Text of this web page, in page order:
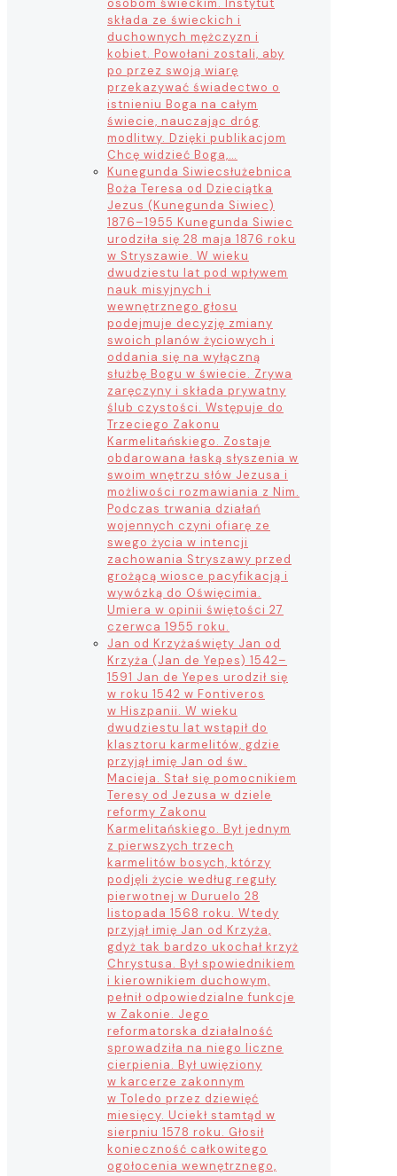
składa ze świeckich i
duchownych mężczyzn i
kobiet. Powołani zostali, aby
po przez swoją wiarę
przekazywać świadectwo o
istnieniu Boga na całym
świecie, nauczając dróg
modlitwy. Dzięki publikacjom
Chcę widzieć Boga,…
Kunegunda Siwiecsłużebnica
Boża Teresa od Dzieciątka
Jezus (Kunegunda Siwiec)
1876–1955 Kunegunda Siwiec
urodziła się 28 maja 1876 roku
w Stryszawie. W wieku
dwudziestu lat pod wpływem
nauk misyjnych i
wewnętrznego głosu
podejmuje decyzję zmiany
swoich planów życiowych i
oddania się na wyłączną
służbę Bogu w świecie. Zrywa
zaręczyny i składa prywatny
ślub czystości. Wstępuje do
Trzeciego Zakonu
Karmelitańskiego. Zostaje
obdarowana łaską słyszenia w
swoim wnętrzu słów Jezusa i
możliwości rozmawiania z Nim.
Podczas trwania działań
wojennych czyni ofiarę ze
swego życia w intencji
zachowania Stryszawy przed
grożącą wiosce pacyfikacją i
wywózką do Oświęcimia.
Umiera w opinii świętości 27
czerwca 1955 roku.
Jan od Krzyżaświęty Jan od
Krzyża (Jan de Yepes) 1542–
1591 Jan de Yepes urodził się
w roku 1542 w Fontiveros
w Hiszpanii. W wieku
dwudziestu lat wstąpił do
klasztoru karmelitów, gdzie
przyjął imię Jan od św.
Macieja. Stał się pomocnikiem
Teresy od Jezusa w dziele
reformy Zakonu
Karmelitańskiego. Był jednym
z pierwszych trzech
karmelitów bosych, którzy
podjęli życie według reguły
pierwotnej w Duruelo 28
listopada 1568 roku. Wtedy
przyjął imię Jan od Krzyża,
gdyż tak bardzo ukochał krzyż
Chrystusa. Był spowiednikiem
i kierownikiem duchowym,
pełnił odpowiedzialne funkcje
w Zakonie. Jego
reformatorska działalność
sprowadziła na niego liczne
cierpienia. Był uwięziony
w karcerze zakonnym
w Toledo przez dziewięć
miesięcy. Uciekł stamtąd w
sierpniu 1578 roku. Głosił
konieczność całkowitego
ogołocenia wewnętrznego,